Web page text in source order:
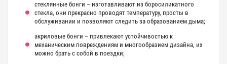
стеклянные бонги – изготавливают из боросиликатного
стекла, они прекрасно проводят температуру, просты в
обслуживании и позволяют следить за образованием дыма;
акриловые бонги – привлекают устойчивостью к
механическим повреждениям и многообразием дизайна, их
можно брать с собой в поездки;